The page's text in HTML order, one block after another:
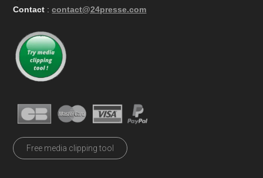
Contact : contact@24presse.com
Free media clipping tool